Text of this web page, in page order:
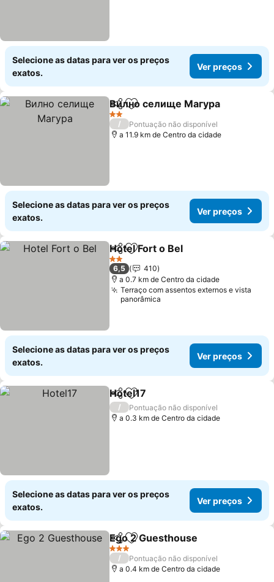
Selecione as datas para ver os preços
exatos.
Ver preços
PartilharAdicionar aos favoritos
Вилно селище Магура
2 Estrelas
/
Pontuação não disponível
a 11.9 km de Centro da cidade
Selecione as datas para ver os preços
exatos.
Ver preços
PartilharAdicionar aos favoritos
Hotel Fort o Bel
2 Estrelas
6,5
410
a 0.7 km de Centro da cidade
Terraço com assentos externos e vista
panorâmica
Selecione as datas para ver os preços
exatos.
Ver preços
PartilharAdicionar aos favoritos
Hotel17
/
Pontuação não disponível
a 0.3 km de Centro da cidade
Selecione as datas para ver os preços
exatos.
Ver preços
PartilharAdicionar aos favoritos
Ego 2 Guesthouse
3 Estrelas
/
Pontuação não disponível
a 0.4 km de Centro da cidade